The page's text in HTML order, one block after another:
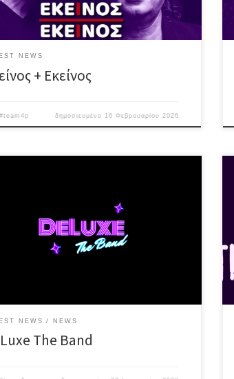
“Δεν θυμάσαι”, “Είσαι ότι […]
NEWS
+ Εκείνος
#team4p δημοσιευμένο 16 Φεβρουαρίου 2026
σε ένα full band live που φέρνει την
διάθεση στη σκηνή και μετατρέπει τη
σε ένα αυθεντικό live party με pop, RnB, latin
ρυθμούς! Οι DeLuxe αναμειγνύουν με
τρόπο αγαπημένες ελληνικές και ξένες
NEWS NEWS
The Band